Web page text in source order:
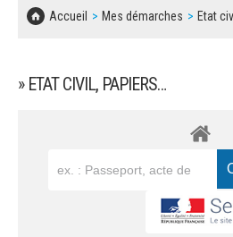
Accueil Mes démarches Etat
» ETAT CIVIL, PAPIERS…
CONCERTATIONS PUBLIQUES
SOLIDARITÉ, LOGEMENT
SÉNIORS
BESOIN D'UNE AIDE ?
LES ASSOCIATIONS
MARCHÉS PUBLICS
DOCUMENT D'INFORMATION
REGLEMENT LOCAL DE PUBLICITÉ
DECLARATION DE DEMARCHAGE